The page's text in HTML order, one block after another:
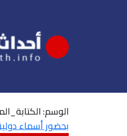
الوسم:
بحضور أسماء